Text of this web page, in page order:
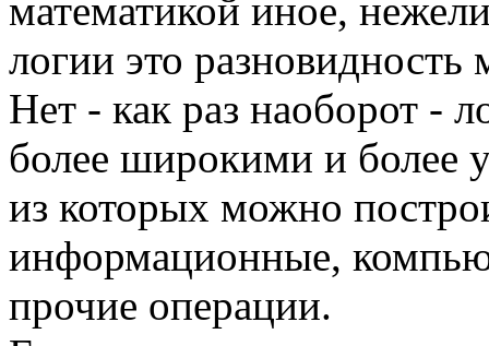
математикой иное,
логии это разновидность
Нет - как раз наоборот -
более широкими и более
из которых можно
информационные,
прочие операции.